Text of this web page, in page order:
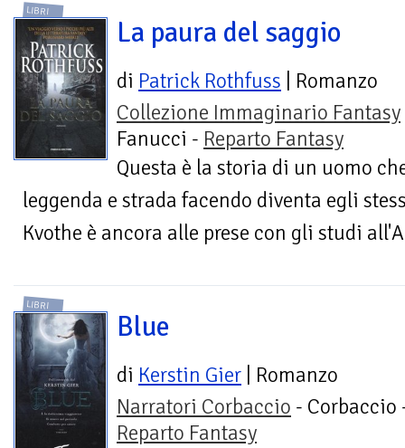
LIBRI
La paura del saggio
di Patrick Rothfuss | Romanzo
Collezione Immaginario Fantasy
Fanucci - Reparto Fantasy
Questa è la storia di un uomo
leggenda e strada facendo diventa egli
Kvothe è ancora alle prese con gli studi
LIBRI
Blue
di Kerstin Gier | Romanzo
Narratori Corbaccio - Corbaccio
Reparto Fantasy